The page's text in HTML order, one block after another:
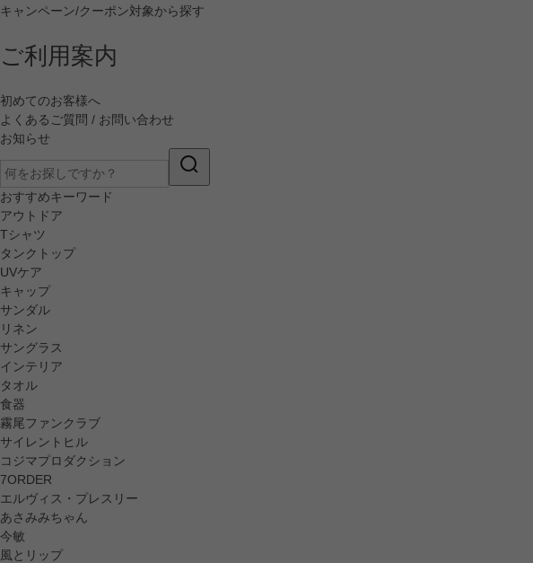
キャンペーン/クーポン対象から探す
ご利用案内
初めてのお客様へ
よくあるご質問 / お問い合わせ
お知らせ
おすすめキーワード
アウトドア
Tシャツ
タンクトップ
UVケア
キャップ
サンダル
リネン
サングラス
インテリア
タオル
食器
霧尾ファンクラブ
サイレントヒル
コジマプロダクション
7ORDER
エルヴィス・プレスリー
あさみみちゃん
今敏
風とリップ